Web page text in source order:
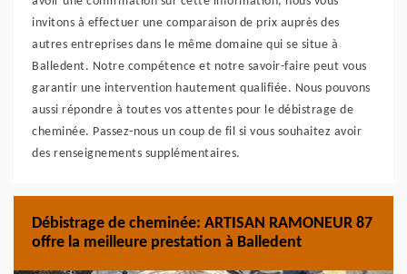
invitons à effectuer une comparaison de prix auprès des
autres entreprises dans le même domaine qui se situe à
Balledent. Notre compétence et notre savoir-faire peut vous
garantir une intervention hautement qualifiée. Nous pouvons
aussi répondre à toutes vos attentes pour le débistrage de
cheminée. Passez-nous un coup de fil si vous souhaitez avoir
des renseignements supplémentaires.
Débistrage de cheminée: ARTISAN RAMONEUR 87
offre la meilleure prestation à Balledent